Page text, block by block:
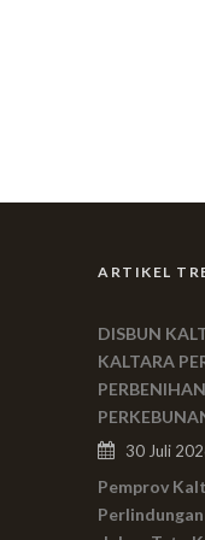
ARTIKEL
DISBUN
KALTARA
30 Juli
Pemprov